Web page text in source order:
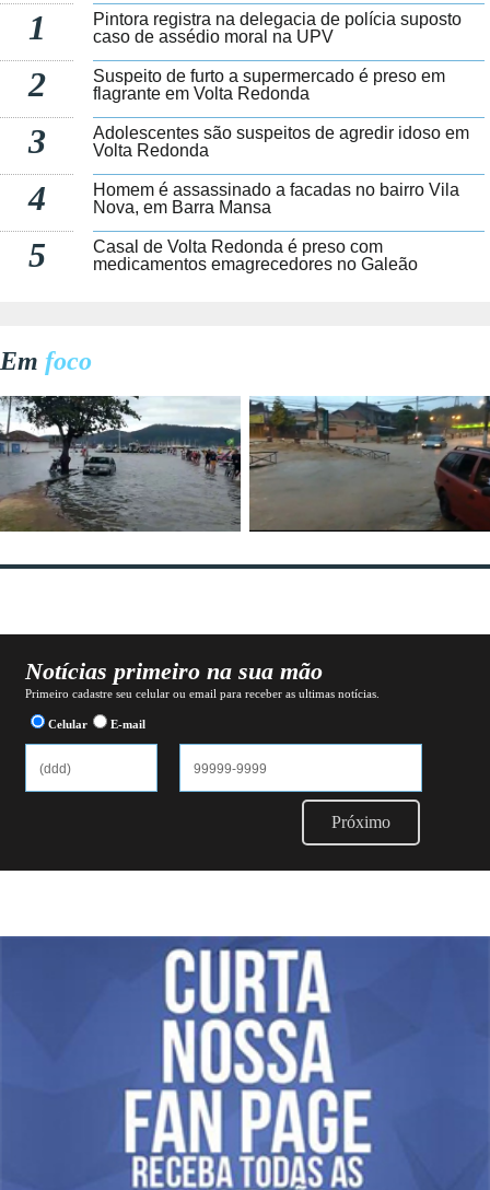
1
Pintora registra na delegacia de polícia suposto
caso de assédio moral na UPV
2
Suspeito de furto a supermercado é preso em
flagrante em Volta Redonda
3
Adolescentes são suspeitos de agredir idoso em
Volta Redonda
4
Homem é assassinado a facadas no bairro Vila
Nova, em Barra Mansa
5
Casal de Volta Redonda é preso com
medicamentos emagrecedores no Galeão
Em foco
Notícias primeiro na sua mão
Primeiro cadastre seu celular ou email para receber as ultimas notícias.
Celular E-mail
Próximo